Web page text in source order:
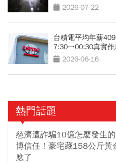
2026-07-22
台積電平均年薪
7:30→00:30真實作
較操？
2026-06-16
熱門話題
慈濟遭詐騙10億怎麼發生
博信任！豪宅藏158公斤
應了